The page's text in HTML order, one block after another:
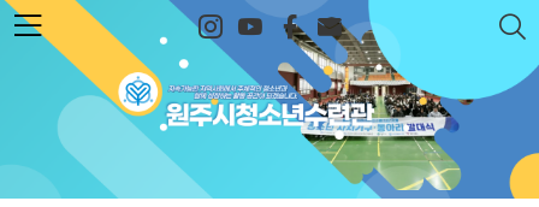
본문 바로가기
원주시청소년수련관